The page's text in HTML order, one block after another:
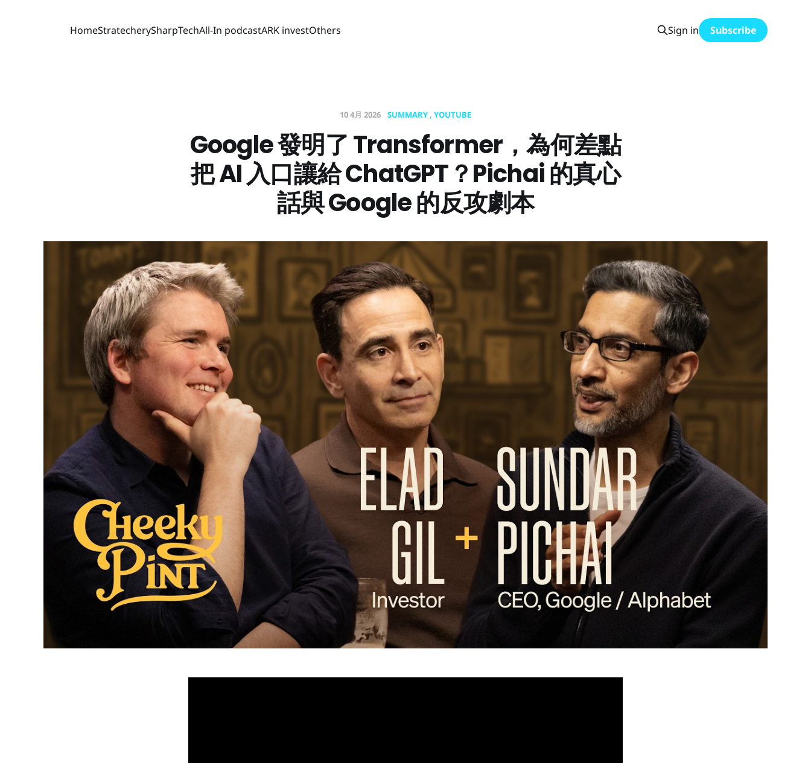
HomeStratecherySharpTechAll-In podcastARK investOthers Sign in Subscribe
10 4月 2026 SUMMARY YOUTUBE
Google 發明了 Transformer，為何差點
把 AI 入口讓給 ChatGPT？Pichai 的真心
話與 Google 的反攻劇本